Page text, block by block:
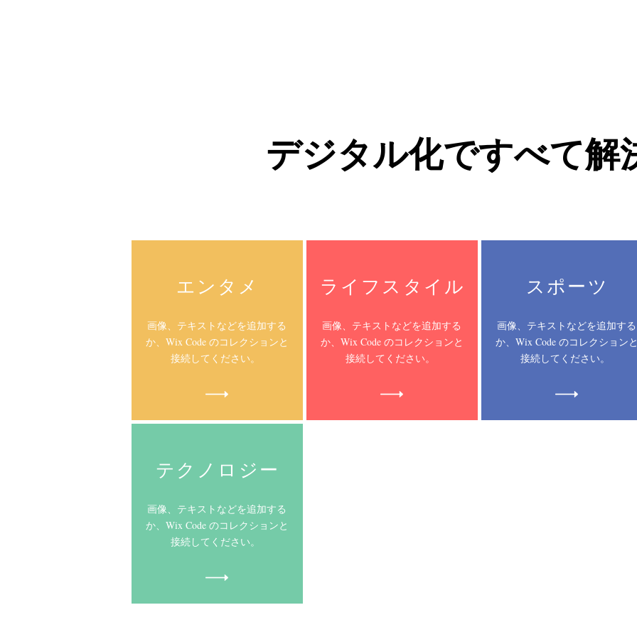
デジタル化ですべて解
エンタメ
画像、テキストなどを追加する
か、Wix Code のコレクションと
接続してください。
テクノロジー
画像、テキストなどを追加する
か、Wix Code のコレクションと
接続してください。
ライフスタイル
画像、テキストなどを追加する
か、Wix Code のコレクションと
接続してください。
スポーツ
画像、テキストなどを追加する
か、Wix Code のコレクション
接続してください。